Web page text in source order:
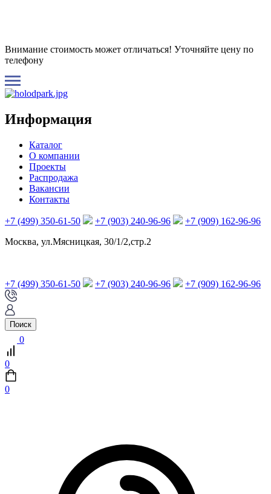
Внимание стоимость может отличаться! Уточняйте цену по
телефону
Информация
Каталог
О компании
Проекты
Распродажа
Вакансии
Контакты
+7 (499) 350-61-50 +7 (903) 240-96-96
+7 (909) 162-96-96
Москва, ул.Мясницкая, 30/1/2,стр.2
+7 (499) 350-61-50 +7 (903) 240-96-96 +7 (909) 162-96-96
Поиск
0
0
0